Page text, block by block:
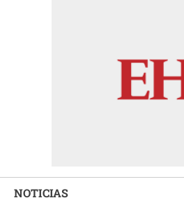
NOTICIAS